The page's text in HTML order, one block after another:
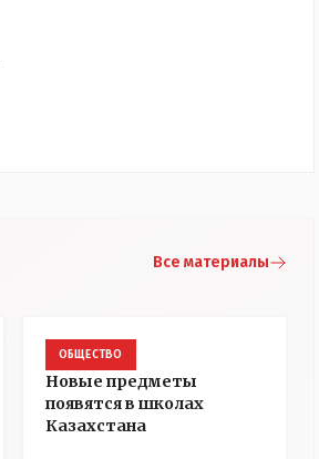
Все материалы
ОБЩЕСТВО
Новые предметы
появятся в школах
Казахстана